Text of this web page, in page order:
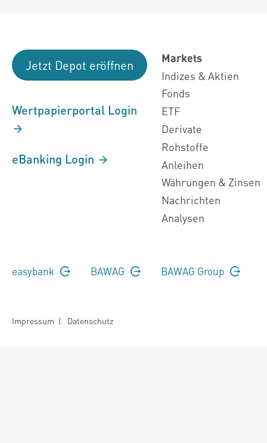
Jetzt Depot eröffnen
Wertpapierportal Login
eBanking Login
Markets
Indizes & Aktien
Fonds
ETF
Derivate
Rohstoffe
Anleihen
Währungen & Zinsen
Nachrichten
Analysen
easybank BAWAG BAWAG Group
Impressum | Datenschutz